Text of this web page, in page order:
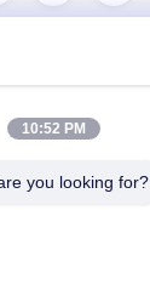
10:52 PM
you looking for?